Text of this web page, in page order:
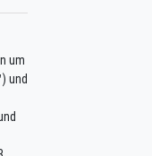
um
und